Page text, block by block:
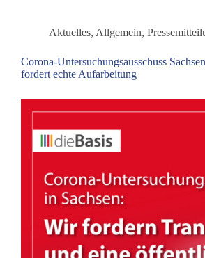
Aktuelles, Allgemein,
Corona-Untersuchungsausschuss
fordert echte Aufarbeitung